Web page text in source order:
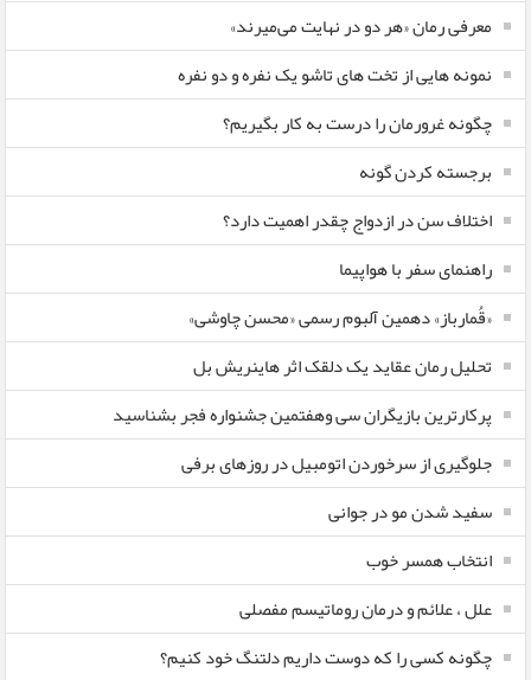
معرفی رمان «هر دو در نهایت می‌میرند»
نمونه هایی از تخت های تاشو یک نفره و دو نفره
چگونه غرورمان را درست به کار بگیریم؟
برجسته کردن گونه
اختلاف سن در ازدواج چقدر اهمیت دارد؟
راهنمای سفر با هواپیما
«قُمارباز» دهمین آلبوم رسمی «محسن چاوشی»
تحلیل رمان عقاید یک دلقک اثر هاینریش بل
پرکارترین بازیگران سی وهفتمین جشنواره فجر بشناسید
جلوگیری از سرخوردن اتومبیل در روزهای برفی
سفید شدن مو در جوانی
انتخاب همسر خوب
علل ، علائم و درمان روماتیسم مفصلی
چگونه کسی را که دوست داریم دلتنگ خود کنیم؟